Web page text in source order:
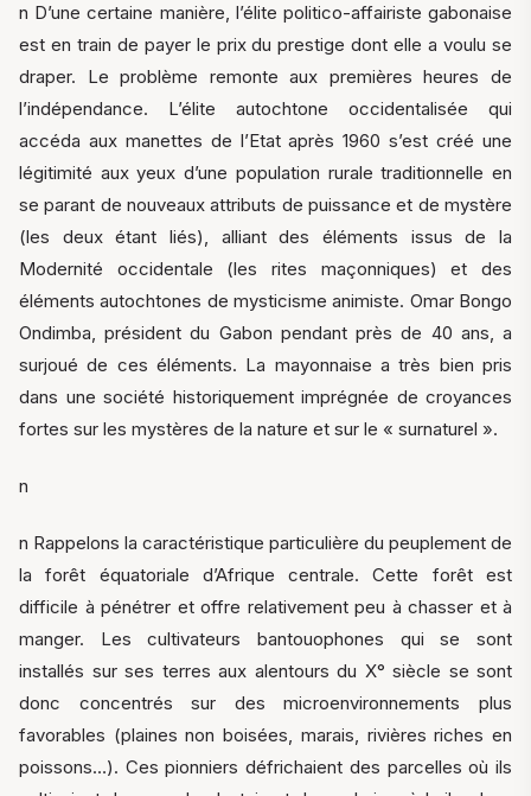
n D’une certaine manière, l’élite politico-affairiste gabonaise
est en train de payer le prix du prestige dont elle a voulu se
draper. Le problème remonte aux premières heures de
l’indépendance. L’élite autochtone occidentalisée qui
accéda aux manettes de l’Etat après 1960 s’est créé une
légitimité aux yeux d’une population rurale traditionnelle en
se parant de nouveaux attributs de puissance et de mystère
(les deux étant liés), alliant des éléments issus de la
Modernité occidentale (les rites maçonniques) et des
éléments autochtones de mysticisme animiste. Omar Bongo
Ondimba, président du Gabon pendant près de 40 ans, a
surjoué de ces éléments. La mayonnaise a très bien pris
dans une société historiquement imprégnée de croyances
fortes sur les mystères de la nature et sur le « surnaturel ».
n
n Rappelons la caractéristique particulière du peuplement de
la forêt équatoriale d’Afrique centrale. Cette forêt est
difficile à pénétrer et offre relativement peu à chasser et à
manger. Les cultivateurs bantouophones qui se sont
installés sur ses terres aux alentours du X° siècle se sont
donc concentrés sur des microenvironnements plus
favorables (plaines non boisées, marais, rivières riches en
poissons…). Ces pionniers défrichaient des parcelles où ils